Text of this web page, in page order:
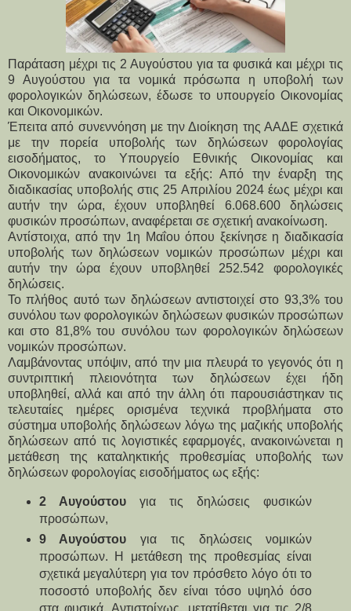
Παράταση μέχρι τις 2 Αυγούστου για τα φυσικά και μέχρι τις
9 Αυγούστου για τα νομικά πρόσωπα η υποβολή των
φορολογικών δηλώσεων, έδωσε το υπουργείο Οικονομίας
και Οικονομικών.
Έπειτα από συνεννόηση με την Διοίκηση της ΑΑΔΕ σχετικά
με την πορεία υποβολής των δηλώσεων φορολογίας
εισοδήματος, το Υπουργείο Εθνικής Οικονομίας και
Οικονομικών ανακοινώνει τα εξής: Από την έναρξη της
διαδικασίας υποβολής στις 25 Απριλίου 2024 έως μέχρι και
αυτήν την ώρα, έχουν υποβληθεί 6.068.600 δηλώσεις
φυσικών προσώπων, αναφέρεται σε σχετική ανακοίνωση.
Αντίστοιχα, από την 1η Μαΐου όπου ξεκίνησε η διαδικασία
υποβολής των δηλώσεων νομικών προσώπων μέχρι και
αυτήν την ώρα έχουν υποβληθεί 252.542 φορολογικές
δηλώσεις.
Το πλήθος αυτό των δηλώσεων αντιστοιχεί στο 93,3% του
συνόλου των φορολογικών δηλώσεων φυσικών προσώπων
και στο 81,8% του συνόλου των φορολογικών δηλώσεων
νομικών προσώπων.
Λαμβάνοντας υπόψιν, από την μια πλευρά το γεγονός ότι η
συντριπτική πλειονότητα των δηλώσεων έχει ήδη
υποβληθεί, αλλά και από την άλλη ότι παρουσιάστηκαν τις
τελευταίες ημέρες ορισμένα τεχνικά προβλήματα στο
σύστημα υποβολής δηλώσεων λόγω της μαζικής υποβολής
δηλώσεων από τις λογιστικές εφαρμογές, ανακοινώνεται η
μετάθεση της καταληκτικής προθεσμίας υποβολής των
δηλώσεων φορολογίας εισοδήματος ως εξής:
2 Αυγούστου για τις δηλώσεις φυσικών
προσώπων,
9 Αυγούστου για τις δηλώσεις νομικών
προσώπων. Η μετάθεση της προθεσμίας είναι
σχετικά μεγαλύτερη για τον πρόσθετο λόγο ότι το
ποσοστό υποβολής δεν είναι τόσο υψηλό όσο
στα φυσικά. Αντιστοίχως, μετατίθεται για τις 2/8